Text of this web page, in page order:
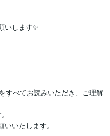
いします✨
すべてお読みいただき、ご理解
いたします。